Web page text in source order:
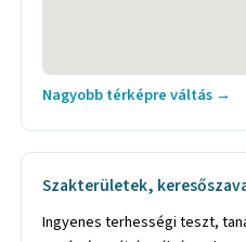
Nagyobb térképre váltás →
Szakterületek,
Ingyenes terhességi teszt,